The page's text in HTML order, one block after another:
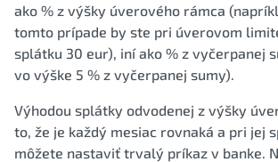
ako % z výšky úverového rámca
tomto prípade by ste pri úverovom
splátku 30 eur), iní ako % z vyčerpanej
vo výške 5 % z vyčerpanej sumy).
Výhodou splátky odvodenej z výšky
to, že je každý mesiac rovnaká a pri jej
môžete nastaviť trvalý príkaz v banke.